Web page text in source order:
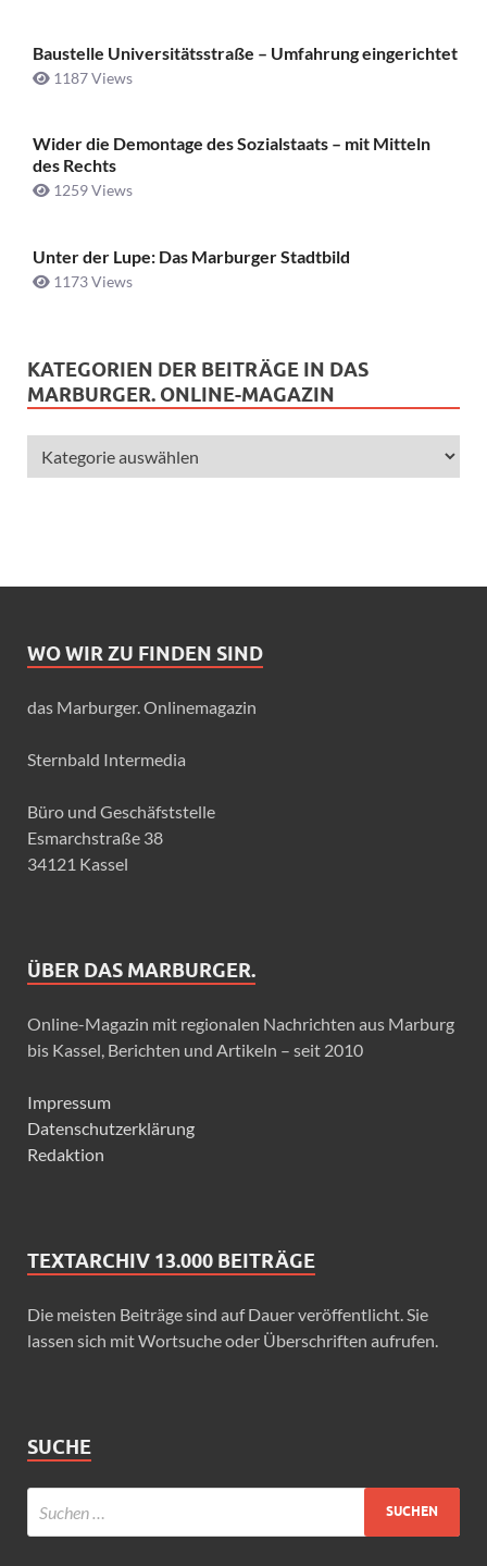
Baustelle Universitätsstraße ­– Umfahrung eingerichtet
1187 Views
Wider die Demontage des Sozialstaats – mit Mitteln
des Rechts
1259 Views
Unter der Lupe: Das Marburger Stadtbild
1173 Views
KATEGORIEN DER BEITRÄGE IN DAS
MARBURGER. ONLINE-MAGAZIN
WO WIR ZU FINDEN SIND
das Marburger. Onlinemagazin
Sternbald Intermedia
Büro und Geschäfststelle
Esmarchstraße 38
34121 Kassel
ÜBER DAS MARBURGER.
Online-Magazin mit regionalen Nachrichten aus Marburg
bis Kassel, Berichten und Artikeln – seit 2010
Impressum
Datenschutzerklärung
Redaktion
TEXTARCHIV 13.000 BEITRÄGE
Die meisten Beiträge sind auf Dauer veröffentlicht. Sie
lassen sich mit Wortsuche oder Überschriften aufrufen.
SUCHE